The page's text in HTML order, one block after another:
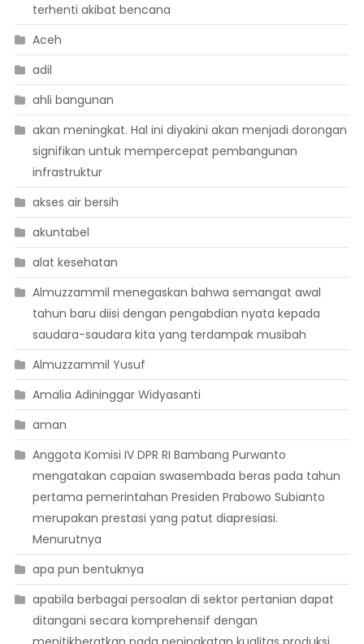
terhenti akibat bencana
Aceh
adil
ahli bangunan
akan meningkat. Hal ini diyakini akan menjadi dorongan
signifikan untuk mempercepat pembangunan
infrastruktur
akses air bersih
akuntabel
alat kesehatan
Almuzzammil menegaskan bahwa semangat awal
tahun baru diisi dengan pengabdian nyata kepada
saudara-saudara kita yang terdampak musibah
Almuzzammil Yusuf
Amalia Adininggar Widyasanti
aman
Anggota Komisi IV DPR RI Bambang Purwanto
mengatakan capaian swasembada beras pada tahun
pertama pemerintahan Presiden Prabowo Subianto
merupakan prestasi yang patut diapresiasi.
Menurutnya
apa pun bentuknya
apabila berbagai persoalan di sektor pertanian dapat
ditangani secara komprehensif dengan